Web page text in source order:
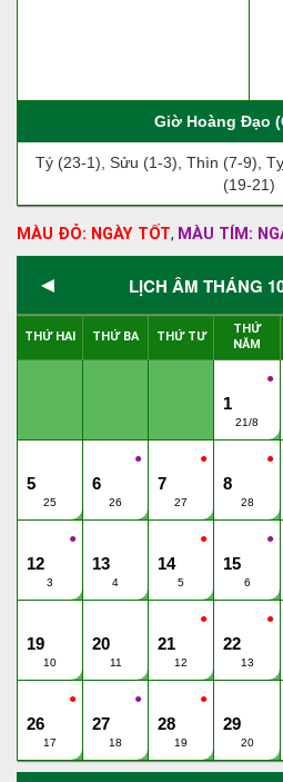
Giờ Hoàng Đạo
Tý (23-1), Sửu (1-3), Thìn (7-9),
(19-21)
MÀU ĐỎ: NGÀY TỐT, MÀU TÍM:
◄ LỊCH ÂM THÁNG
THỨ HAI THỨ BA THỨ TƯ
THỨ
NĂM
●
1
21/8
5
25
●
6
26
●
7
27
●
8
28
●
12
3
13
4
●
14
5
●
15
6
19
10
20
11
●
21
12
●
22
13
●
26
17
●
27
18
●
28
19
29
20